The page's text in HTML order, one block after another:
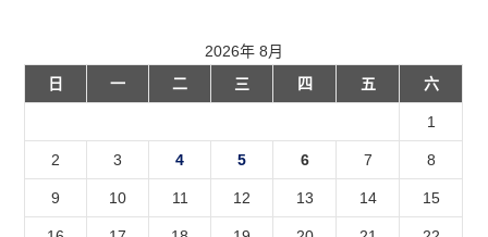
2026年 8月
日
一 二 三 四 五 六
1
2 3 4 5 6 7 8
9 10 11 12 13 14 15